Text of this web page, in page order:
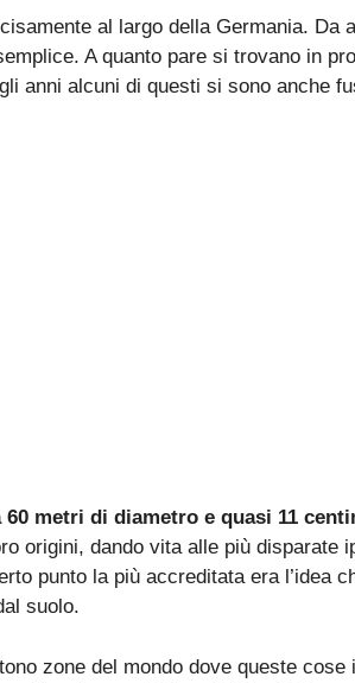
al largo della Germania. Da
A quanto pare si trovano in
anni alcuni di questi si sono anche
metri di diametro e quasi 11
origini, dando vita alle più disparate
punto la più accreditata era l’idea
suolo.
zone del mondo dove queste cose